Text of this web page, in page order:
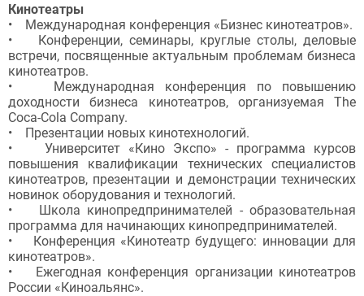
Кинотеатры
• Международная конференция «Бизнес кинотеатров».
• Конференции, семинары, круглые столы, деловые
встречи, посвященные актуальным проблемам бизнеса
кинотеатров.
• Международная конференция по повышению
доходности бизнеса кинотеатров, организуемая The
Coca-Cola Company.
• Презентации новых кинотехнологий.
• Университет «Кино Экспо» - программа курсов
повышения квалификации технических специалистов
кинотеатров, презентации и демонстрации технических
новинок оборудования и технологий.
• Школа кинопредпринимателей - образовательная
программа для начинающих кинопредпринимателей.
• Конференция «Кинотеатр будущего: инновации для
кинотеатров».
• Ежегодная конференция организации кинотеатров
России «Киноальянс».